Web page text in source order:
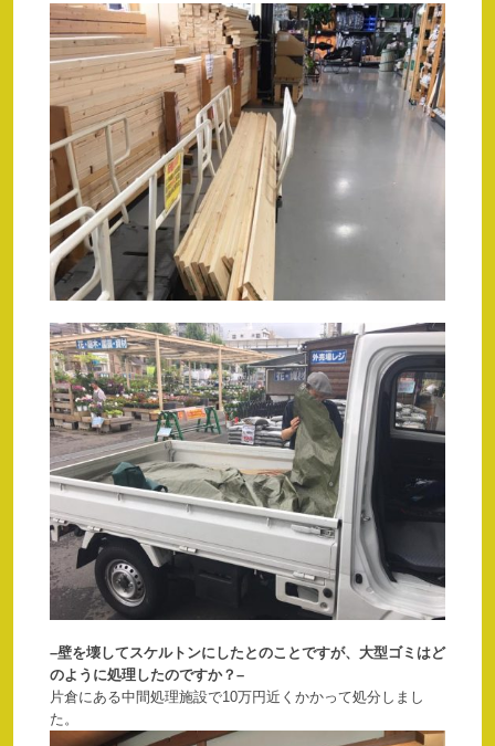
–壁を壊してスケルトンにしたとのことですが、大型ゴミはど
のように処理したのですか？–
片倉にある中間処理施設で10万円近くかかって処分しまし
た。